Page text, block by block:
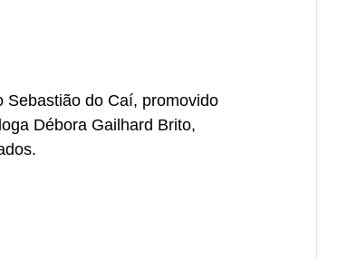
Sebastião do Caí, promovido
Débora Gailhard Brito,